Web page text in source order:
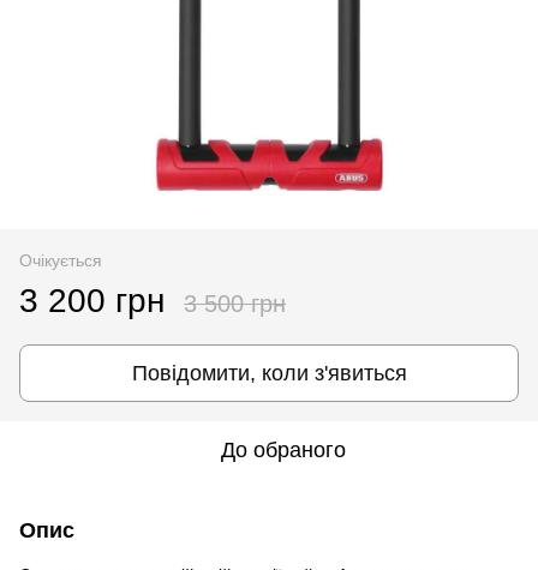
Очікується
3 200 грн 3 500 грн
Повідомити, коли з'явиться
До обраного
Опис